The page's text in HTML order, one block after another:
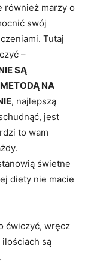
również marzy o
swój
Tutaj
–
SĄ
NA
, najlepszą
jest
to wam
świetne
diety nie macie
ćwiczyć, wręcz
są